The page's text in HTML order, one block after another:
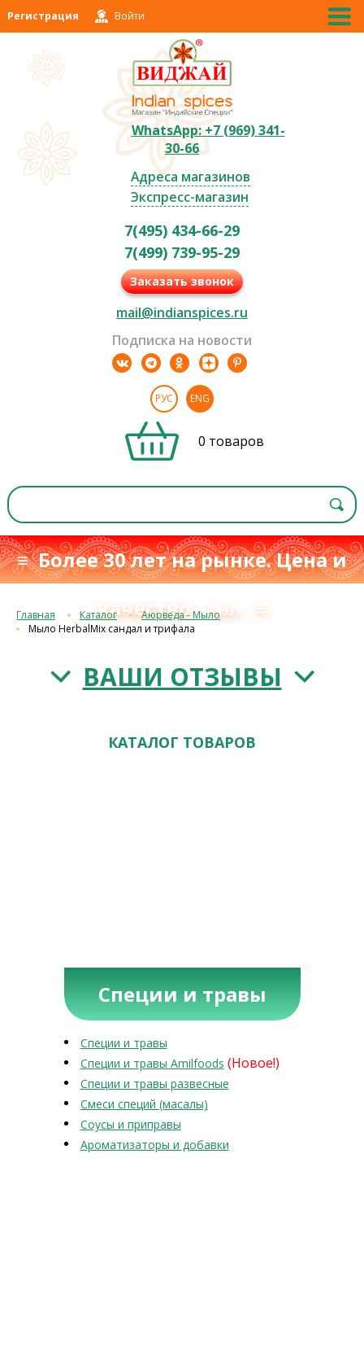
Регистрация Войти
WhatsApp: +7 (969) 341-
30-66
Адреса магазинов
Экспресс-магазин
7(495) 434-66-29
7(499) 739-95-29
Заказать звонок
mail@indianspices.ru
Подписка на новости
РУС ENG
0 товаров
≡ Более 30 лет на рынке. Цена и
качествос 1993 г. ≡
Главная Каталог
Аюрведа - Мыло
Мыло HerbalMix сандал и трифала
ВАШИ ОТЗЫВЫ
КАТАЛОГ ТОВАРОВ
Специи и травы
Специи и травы
Специи и травы Amilfoods (Новое!)
Специи и травы развесные
Смеси специй (масалы)
Соусы и приправы
Ароматизаторы и добавки